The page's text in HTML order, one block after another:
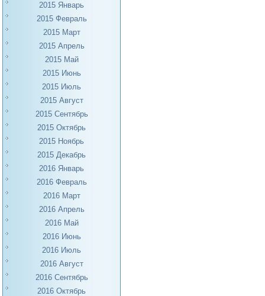
2015 Январь
2015 Февраль
2015 Март
2015 Апрель
2015 Май
2015 Июнь
2015 Июль
2015 Август
2015 Сентябрь
2015 Октябрь
2015 Ноябрь
2015 Декабрь
2016 Январь
2016 Февраль
2016 Март
2016 Апрель
2016 Май
2016 Июнь
2016 Июль
2016 Август
2016 Сентябрь
2016 Октябрь